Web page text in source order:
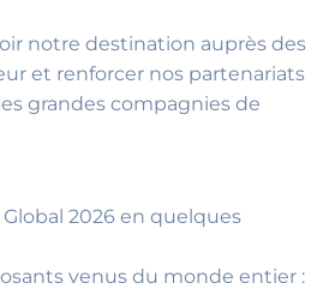
notre destination auprès des
et renforcer nos partenariats
grandes compagnies de
Global 2026 en quelques
venus du monde entier :